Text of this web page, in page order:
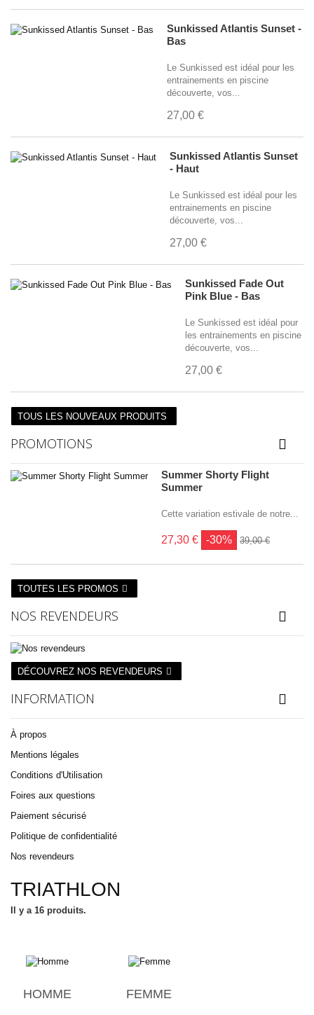
Sunkissed Atlantis Sunset -
Bas
Le Sunkissed est idéal pour les
entrainements en piscine
découverte, vos...
27,00 €
Sunkissed Atlantis Sunset
- Haut
Le Sunkissed est idéal pour les
entrainements en piscine
découverte, vos...
27,00 €
Sunkissed Fade Out
Pink Blue - Bas
Le Sunkissed est idéal pour
les entrainements en piscine
découverte, vos...
27,00 €
TOUS LES NOUVEAUX PRODUITS
PROMOTIONS
Summer Shorty Flight
Summer
Cette variation estivale de notre...
27,30 € -30% 39,00 €
TOUTES LES PROMOS
NOS REVENDEURS
DÉCOUVREZ NOS REVENDEURS
INFORMATION
À propos
Mentions légales
Conditions d'Utilisation
Foires aux questions
Paiement sécurisé
Politique de confidentialité
Nos revendeurs
TRIATHLON
Il y a 16 produits.
HOMME FEMME